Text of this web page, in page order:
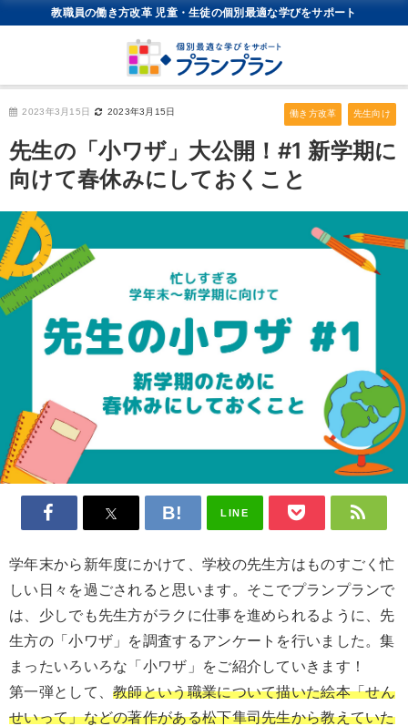
教職員の働き方改革 児童・生徒の個別最適な学びをサポート
2023年3月15日 2023年3月15日 働き方改革 先生向け
先生の「小ワザ」大公開！#1 新学期に
向けて春休みにしておくこと
LINE
学年末から新年度にかけて、学校の先生方はものすごく忙
しい日々を過ごされると思います。そこでプランプランで
は、少しでも先生方がラクに仕事を進められるように、先
生方の「小ワザ」を調査するアンケートを行いました。集
まったいろいろな「小ワザ」をご紹介していきます！
第一弾として、教師という職業について描いた絵本「せん
せいって」などの著作がある松下隼司先生から教えていた